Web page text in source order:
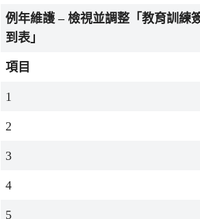
例年維護 –檢視並調整「教育訓練
到表」
項目
1
2
3
4
5